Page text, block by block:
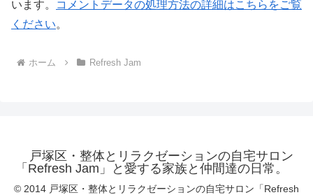
います。
コメントデータの処理方法の詳細はこちらをご覧
ください。
ホーム Refresh Jam
戸塚区・整体とリラクゼーションの自宅サロン
「Refresh Jam」と愛する家族と仲間達の日常。
© 2014 戸塚区・整体とリラクゼーションの自宅サロン「Refresh